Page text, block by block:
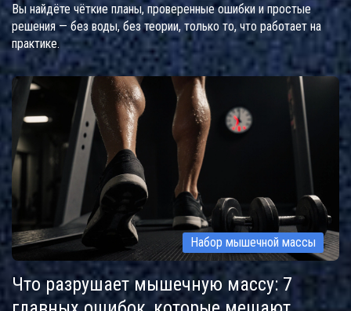
Вы найдёте чёткие планы, проверенные ошибки и простые
решения — без воды, без теории, только то, что работает на
практике.
Набор мышечной массы
Что разрушает мышечную массу: 7